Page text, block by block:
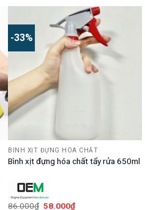
là:
220.000₫.
tại
là:
190.000₫.
-33%
BÌNH XỊT ĐỰNG HÓA CHẤT
Bình xịt đựng hóa chất tẩy rửa 650ml
86.000₫ Giá
58.000₫Giá